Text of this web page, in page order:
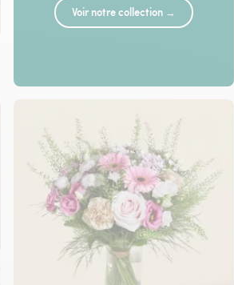
Voir notre collection →